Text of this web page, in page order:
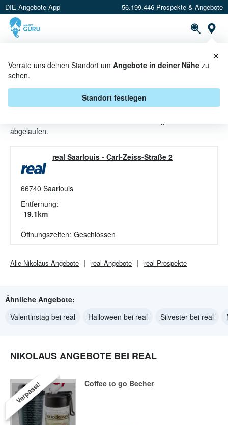
DIE Angebote App 56.199.446 Prospekte & Angebote
Verrate uns deinen Standort um Angebote in deiner Nähe zu
sehen.
Standort festlegen
×
NIKOLAUS ANGEBOTE &
AKTIONEN BEI REAL
abgelaufen.
real Saarlouis - Carl-Zeiss-Straße 2
66740 Saarlouis
Entfernung:
19.1km
Öffnungszeiten: Geschlossen
Alle Nikolaus Angebote real Angebote real Prospekte
Ähnliche Angebote:
Valentinstag bei real
Halloween bei real Silvester bei real
NIKOLAUS ANGEBOTE BEI REAL
Verpasst! Coffee to go Becher